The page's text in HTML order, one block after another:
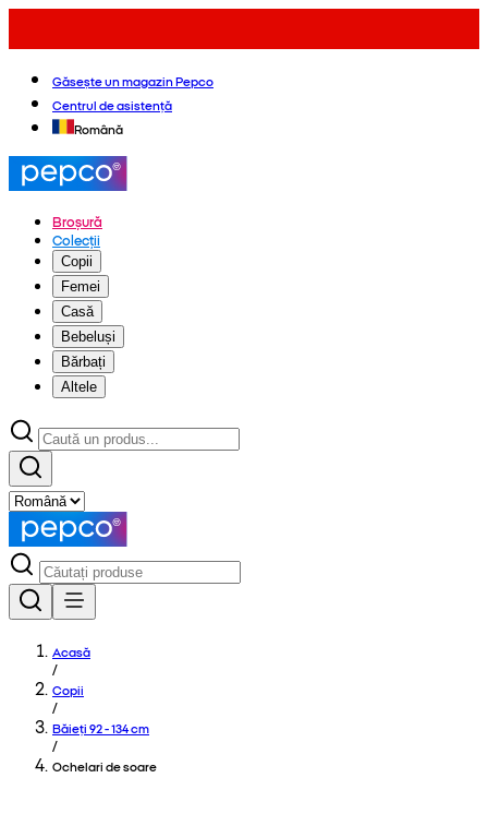
Găsește un magazin Pepco
Centrul de asistență
Română
Broșură
Colecții
Copii
Femei
Casă
Bebeluși
Bărbați
Altele
Acasă
/
Copii
/
Băieți 92 - 134 cm
/
Ochelari de soare